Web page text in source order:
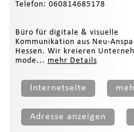
Telefon: 060814685178
Büro für digitale & visuelle
Kommunikation aus Neu-
Hessen. Wir kreieren
mode... mehr Details
Internetseite
Adresse anzeigen